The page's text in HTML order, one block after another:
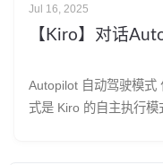
Jul 16, 2025
【Kiro】对话
Autopilot 自动驾驶模式
式是 Kiro 的自主执行模